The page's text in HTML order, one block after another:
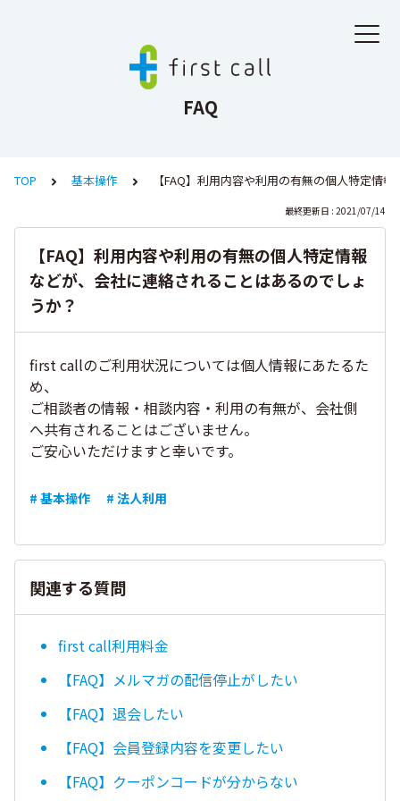
FAQ
TOP 基本操作 【FAQ】利用内容や利用の有無の個人特定情
最終更新日 : 2021/07/14
【FAQ】利用内容や利用の有無の個人特定情報
などが、会社に連絡されることはあるのでしょ
うか？
first callのご利用状況については個人情報にあたるた
め、
ご相談者の情報・相談内容・利用の有無が、会社側
へ共有されることはございません。
ご安心いただけますと幸いです。
# 基本操作 # 法人利用
関連する質問
first call利用料金
【FAQ】メルマガの配信停止がしたい
【FAQ】退会したい
【FAQ】会員登録内容を変更したい
【FAQ】クーポンコードが分からない